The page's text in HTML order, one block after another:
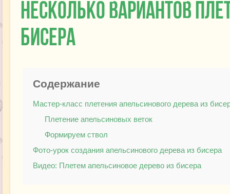
Несколько вариантов
бисера
Содержание
Мастер-класс плетения апельсинового дерева из
Плетение апельсиновых веток
Формируем ствол
Фото-урок создания апельсинового дерева из бисера
Видео: Плетем апельсиновое дерево из бисера